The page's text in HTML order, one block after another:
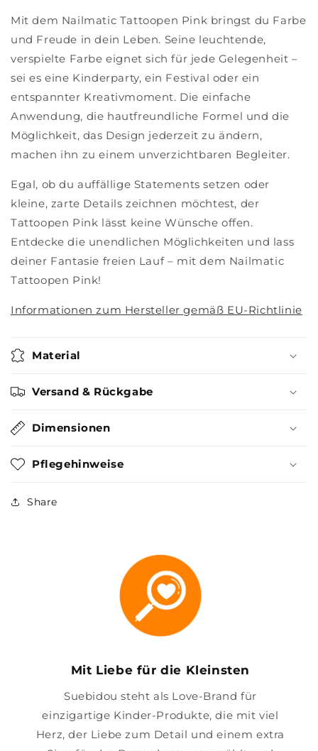
Mit dem Nailmatic Tattoopen Pink bringst du Farbe
und Freude in dein Leben. Seine leuchtende,
verspielte Farbe eignet sich für jede Gelegenheit –
sei es eine Kinderparty, ein Festival oder ein
entspannter Kreativmoment. Die einfache
Anwendung, die hautfreundliche Formel und die
Möglichkeit, das Design jederzeit zu ändern,
machen ihn zu einem unverzichtbaren Begleiter.
Egal, ob du auffällige Statements setzen oder
kleine, zarte Details zeichnen möchtest, der
Tattoopen Pink lässt keine Wünsche offen.
Entdecke die unendlichen Möglichkeiten und lass
deiner Fantasie freien Lauf – mit dem Nailmatic
Tattoopen Pink!
Informationen zum Hersteller gemäß EU-Richtlinie
Material
Versand & Rückgabe
Dimensionen
Pflegehinweise
Share
Mit Liebe für die Kleinsten
Suebidou steht als Love-Brand für
einzigartige Kinder-Produkte, die mit viel
Herz, der Liebe zum Detail und einem extra